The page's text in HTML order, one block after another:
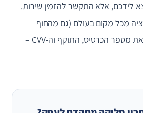
לידכם, אלא התקשר להזמין שירות.
מכל מקום בעולם (גם מהחוף
בתאילנד), מקלידים את מספר הכרטיס, התוקף וה-CVV –